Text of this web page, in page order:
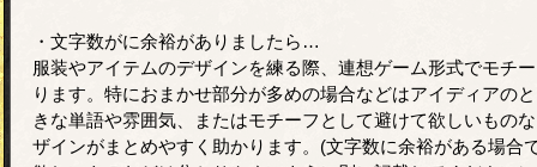
・文字数がに余裕がありましたら…
服装やアイテムのデザインを練る際、連想ゲーム形式でモチ
ります。特におまかせ部分が多めの場合などはアイディアの
きな単語や雰囲気、またはモチーフとして避けて欲しいもの
ザインがまとめやすく助かります。(文字数に余裕がある場合